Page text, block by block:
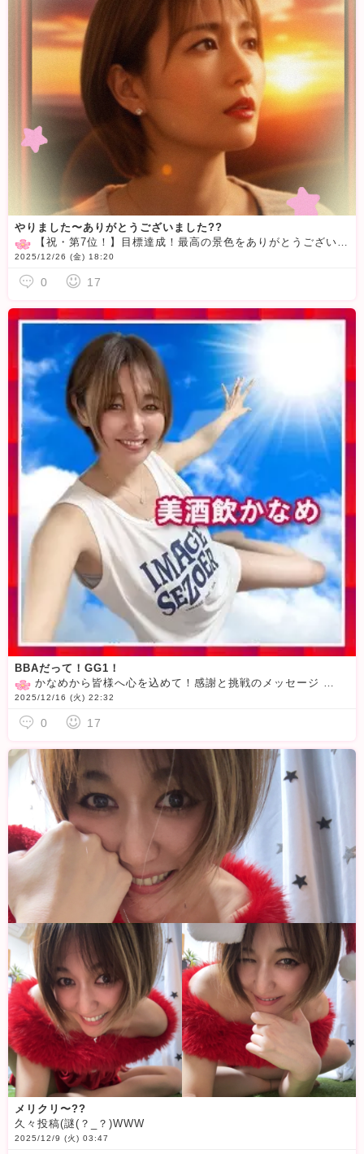
やりました〜ありがとうございました??
【祝・第7位！】目標達成！最高の景色をありがとうございます！
2025/12/26 (金) 18:20
0 17
BBAだって！GG1！
かなめから皆様へ心を込めて！感謝と挑戦のメッセージ
2025/12/16 (火) 22:32
0 17
メリクリ〜??
久々投稿(謎(？_？)WWW
2025/12/9 (火) 03:47